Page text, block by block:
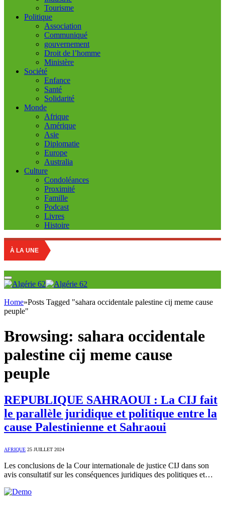
Tourisme
Politique
Association
Communiqué
gouvernement
Droit de l’homme
Ministère
Société
Enfance
Santé
Solidarité
Monde
Afrique
Amérique
Asie
Diplomatie
Europe
Australia
Culture
Condoléances
Proximité
Famille
Podcast
Livres
Histoire
À LA UNE
Home»Posts Tagged "sahara occidentale palestine cij meme cause
peuple"
Browsing: sahara occidentale
palestine cij meme cause
peuple
REPUBLIQUE SAHRAOUI : La CIJ fait
le parallèle juridique et politique entre la
cause Palestinienne et Sahraoui
AFRIQUE 25 JUILLET 2024
Les conclusions de la Cour internationale de justice CIJ dans son
avis consultatif sur les conséquences juridiques des politiques et…